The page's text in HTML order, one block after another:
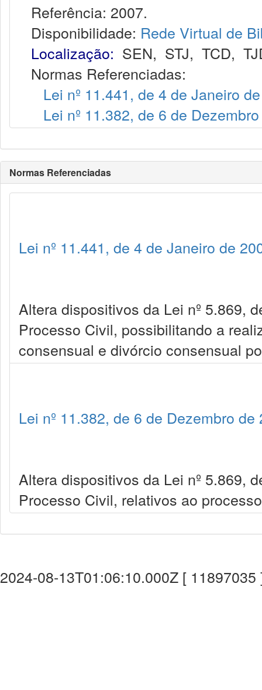
Referência: 2007.
Disponibilidade: Rede Virtual de
Localização: SEN, STJ, TCD,
Normas Referenciadas:
Lei nº 11.441, de 4 de Janeiro
Lei nº 11.382, de 6 de
Normas Referenciadas
Lei nº 11.441, de 4 de Janeiro de
Altera dispositivos da Lei nº 5.869,
Processo Civil, possibilitando a
consensual e divórcio consensual
Lei nº 11.382, de 6 de Dezembro de
Altera dispositivos da Lei nº 5.869,
Processo Civil, relativos ao
2024-08-13T01:06:10.000Z [ 11897035